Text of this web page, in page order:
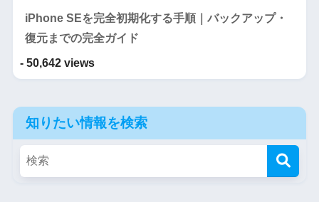
iPhone SEを完全初期化する手順｜バックアップ・
復元までの完全ガイド
- 50,642 views
知りたい情報を検索